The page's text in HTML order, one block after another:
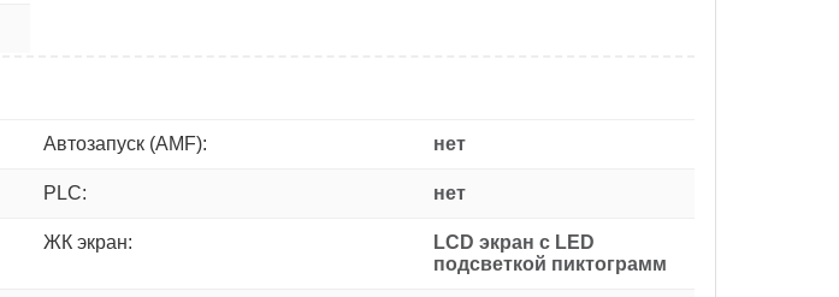
Автозапуск (AMF): нет
PLC: нет
ЖК экран:
LCD экран с LED
подсветкой пиктограмм